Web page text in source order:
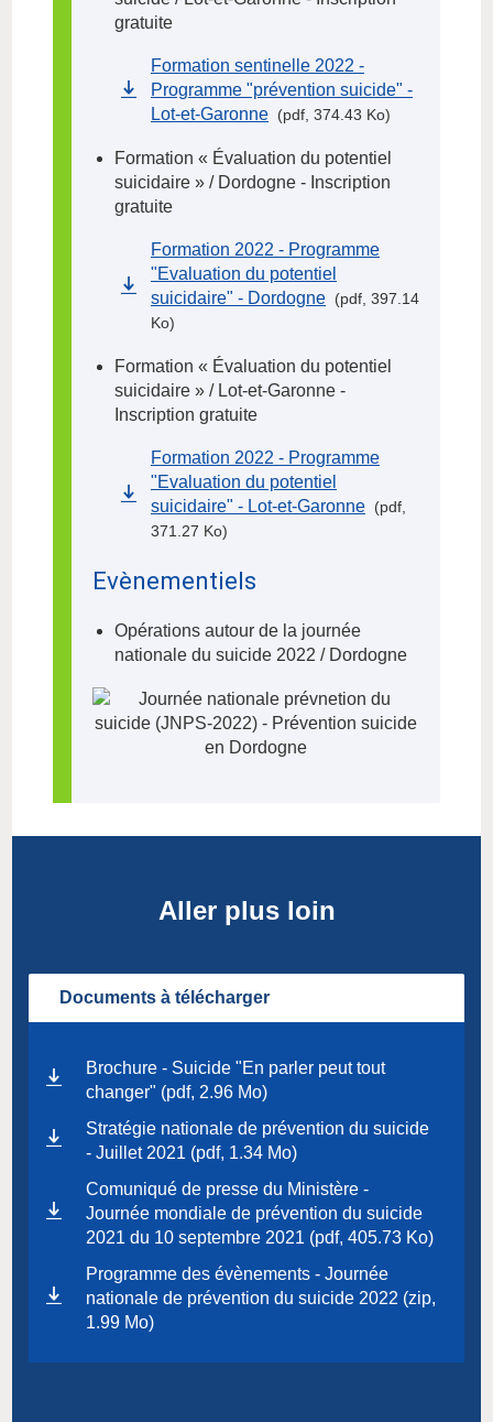
gratuite
Formation sentinelle 2022 -
Programme "prévention suicide" -
Lot-et-Garonne (pdf, 374.43 Ko)
Formation « Évaluation du potentiel
suicidaire » / Dordogne - Inscription
gratuite
Formation 2022 - Programme
"Evaluation du potentiel
suicidaire" - Dordogne (pdf, 397.14
Ko)
Formation « Évaluation du potentiel
suicidaire » / Lot-et-Garonne -
Inscription gratuite
Formation 2022 - Programme
"Evaluation du potentiel
suicidaire" - Lot-et-Garonne (pdf,
371.27 Ko)
Evènementiels
Opérations autour de la journée
nationale du suicide 2022 / Dordogne
Aller plus loin
Documents à télécharger
Brochure - Suicide "En parler peut tout
changer" (pdf, 2.96 Mo)
Stratégie nationale de prévention du suicide
- Juillet 2021 (pdf, 1.34 Mo)
Comuniqué de presse du Ministère -
Journée mondiale de prévention du suicide
2021 du 10 septembre 2021 (pdf, 405.73 Ko)
Programme des évènements - Journée
nationale de prévention du suicide 2022 (zip,
1.99 Mo)